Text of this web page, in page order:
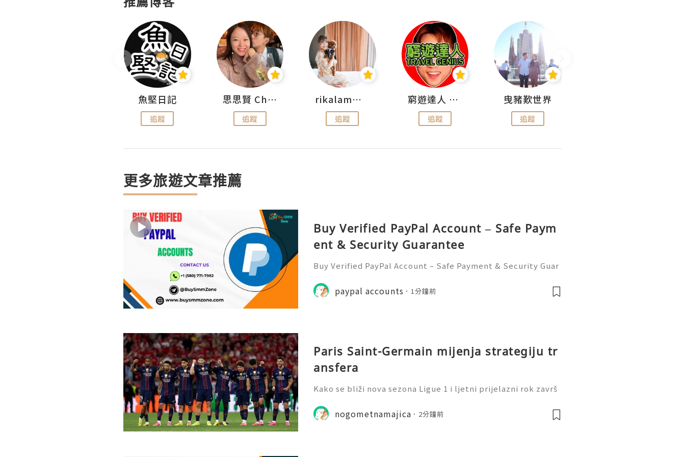
魚堅日記
追蹤
思思賢 ChillMyBabe
追蹤
rikalammm
追蹤
窮遊達人 Mr.TravelGenius
追蹤
曳豬歎世界
追蹤
更多旅遊文章推薦
Buy Verified PayPal Account – Safe Paym
ent & Security Guarantee
Buy Verified PayPal Account – Safe Payment & Security Guar
security & support, you are in the right place. Paypal is a po
pular way to send a
paypal accounts 1分鐘前
Paris Saint-Germain mijenja strategiju tr
ansfera
Kako se bliži nova sezona Ligue 1 i ljetni prijelazni rok završ
rategiju: odmiče se od svog dosadašnjeg stila raskošnog troš
enja kako bi se um
nogometnamajica 2分鐘前